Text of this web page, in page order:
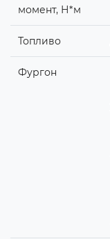
момент, Н*м
Топливо
Фургон